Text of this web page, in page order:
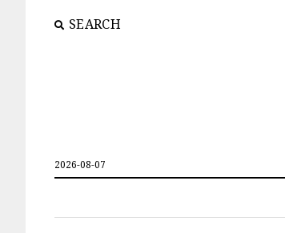
SEARCH
2026-08-07